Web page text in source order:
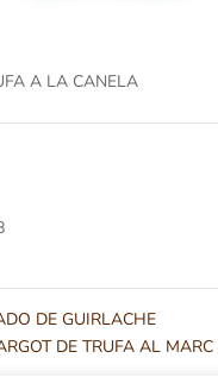
A LA CANELA
DE GUIRLACHE
DE TRUFA AL